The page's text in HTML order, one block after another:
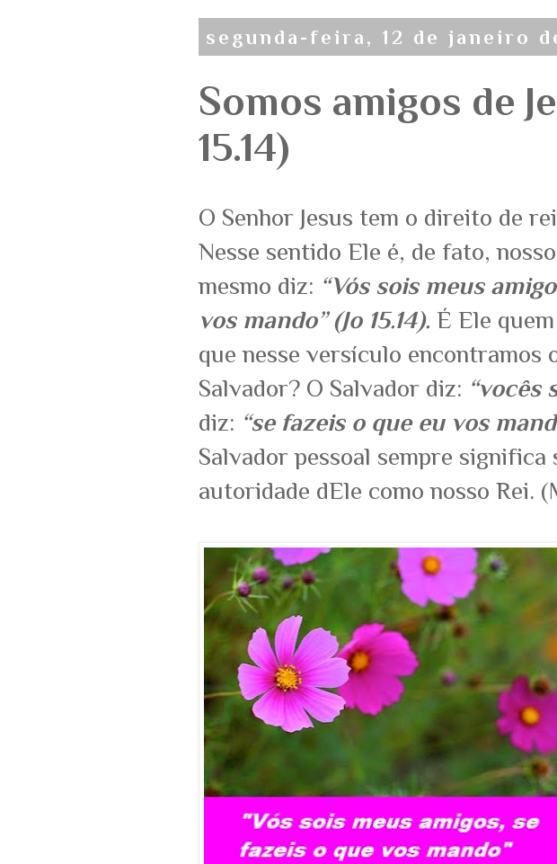
segunda-feira, 12 de janeiro
Somos amigos de
15.14)
O Senhor Jesus tem o direito de
Nesse sentido Ele é, de fato,
mesmo diz: “Vós sois meus
vos mando” (Jo 15.14). É Ele
que nesse versículo encontramos
Salvador? O Salvador diz: “vocês
diz: “se fazeis o que eu vos
Salvador pessoal sempre significa
autoridade dEle como nosso Rei.